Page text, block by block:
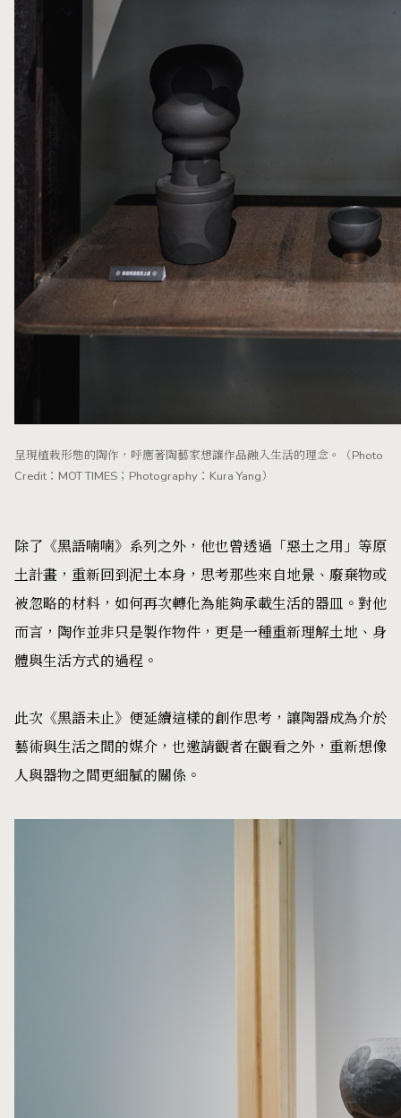
呈現植栽形態的陶作，呼應著陶藝家想讓作品融入生活的理念。（Photo
Credit：MOT TIMES；Photography：Kura Yang）
除了《黑語喃喃》系列之外，他也曾透過「惡土之用」等原
土計畫，重新回到泥土本身，思考那些來自地景、廢棄物或
被忽略的材料，如何再次轉化為能夠承載生活的器皿。對他
而言，陶作並非只是製作物件，更是一種重新理解土地、身
體與生活方式的過程。
此次《黑語未止》便延續這樣的創作思考，讓陶器成為介於
藝術與生活之間的媒介，也邀請觀者在觀看之外，重新想像
人與器物之間更細膩的關係。